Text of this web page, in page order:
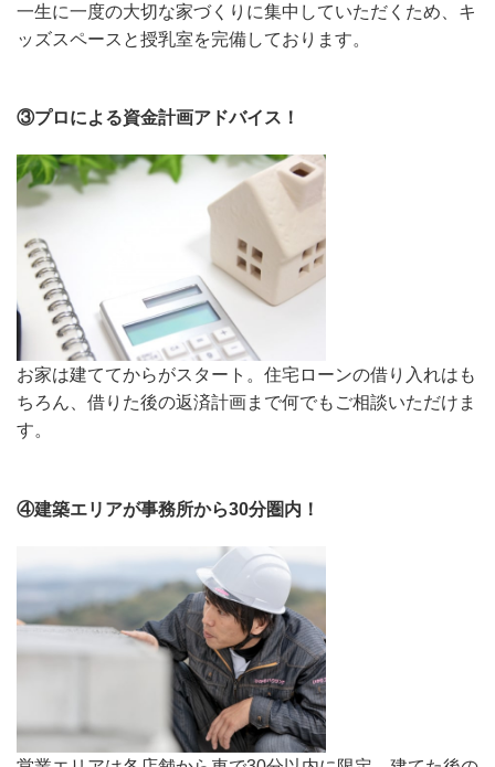
一生に一度の大切な家づくりに集中していただくため、キ
ッズスペースと授乳室を完備しております。
③プロによる資金計画アドバイス！
お家は建ててからがスタート。住宅ローンの借り入れはも
ちろん、借りた後の返済計画まで何でもご相談いただけま
す。
④建築エリアが事務所から30分圏内！